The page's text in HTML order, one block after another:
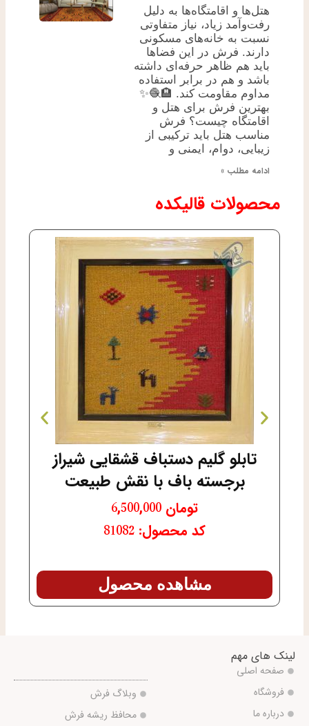
هتل‌ها و اقامتگاه‌ها به دلیل
رفت‌وآمد زیاد، نیاز متفاوتی
نسبت به خانه‌های مسکونی
دارند. فرش در این فضاها
باید هم ظاهر حرفه‌ای داشته
باشد و هم در برابر استفاده
مداوم مقاومت کند. 🏨🧶✨
بهترین فرش برای هتل و
اقامتگاه چیست؟ فرش
مناسب هتل باید ترکیبی از
زیبایی، دوام، ایمنی و
ادامه مطلب »
محصولات قالیکده
تابلو گلیم دستباف قشقایی شیراز
برجسته باف با نقش طبیعت
تومان
کد محصول: 81082
مشاهده محصول
لینک های مهم
صفحه اصلی
فروشگاه
درباره ما
وبلاگ فرش
محافظ ریشه فرش